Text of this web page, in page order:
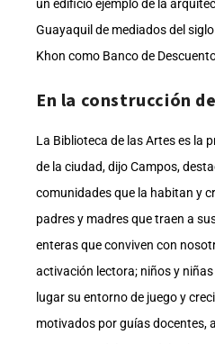
un edificio ejemplo de la
Guayaquil de mediados del
Khon como Banco de
En la construcción
La Biblioteca de las Artes es la
de la ciudad, dijo Campos,
comunidades que la habitan y
padres y madres que traen a
enteras que conviven con
activación lectora; niños y
lugar su entorno de juego y
motivados por guías docentes,